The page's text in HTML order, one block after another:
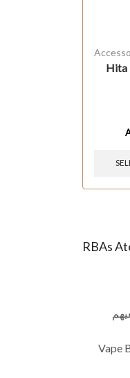
Hita
RBAs
Vape